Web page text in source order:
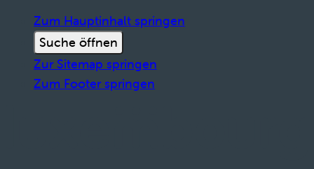
Zum Hauptinhalt springen
Suche öffnen
Zur Sitemap springen
Zum Footer springen